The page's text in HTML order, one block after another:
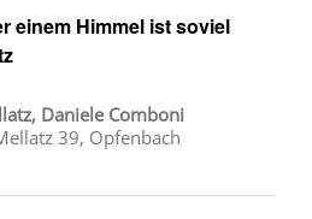
einem Himmel ist soviel
Daniele Comboni
39, Opfenbach